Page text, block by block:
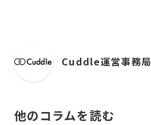
Cuddle運営事務局
他のコラムを読む